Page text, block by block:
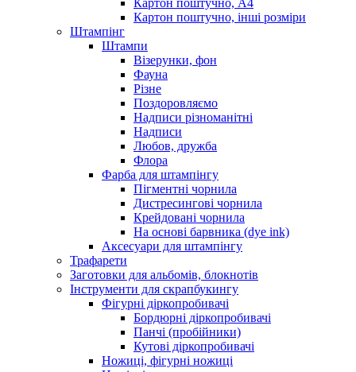
Картон поштучно, інші розміри
Штампінг
Штампи
Візерунки, фон
Фауна
Різне
Поздоровляємо
Надписи різноманітні
Надписи
Любов, дружба
Флора
Фарба для штампінгу
Пігментні чорнила
Дистресингові чорнила
Крейдовані чорнила
На основі барвника (dye ink)
Аксесуари для штампінгу
Трафарети
Заготовки для альбомів, блокнотів
Інструменти для скрапбукингу
Фігурні діркопробивачі
Бордюрні діркопробивачі
Панчі (пробійники)
Кутові діркопробивачі
Ножиці, фігурні ножиці